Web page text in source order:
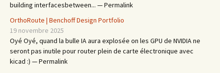
building interfacesbetween... — Permalink
OrthoRoute | Benchoff Design Portfolio
19 novembre 2025
Oyé Oyé, quand la bulle IA aura explosée on les GPU de NVIDIA ne
seront pas inutile pour router plein de carte électronique avec
kicad :) — Permalink